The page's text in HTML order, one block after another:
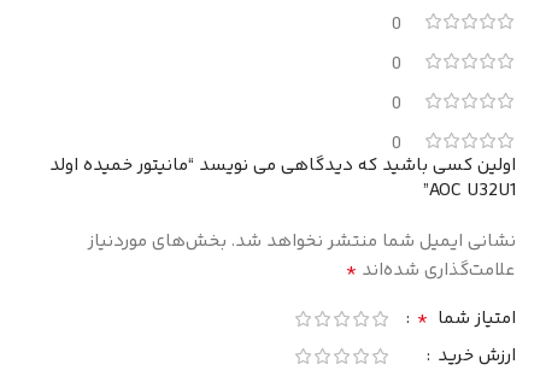
0
0
0
0
اولین کسی باشید که دیدگاهی می نویسد “مانیتور خمیده اولد
AOC U32U1”
نشانی ایمیل شما منتشر نخواهد شد. بخش‌های موردنیاز
علامت‌گذاری شده‌اند *
امتیاز شما *
ارزش خرید